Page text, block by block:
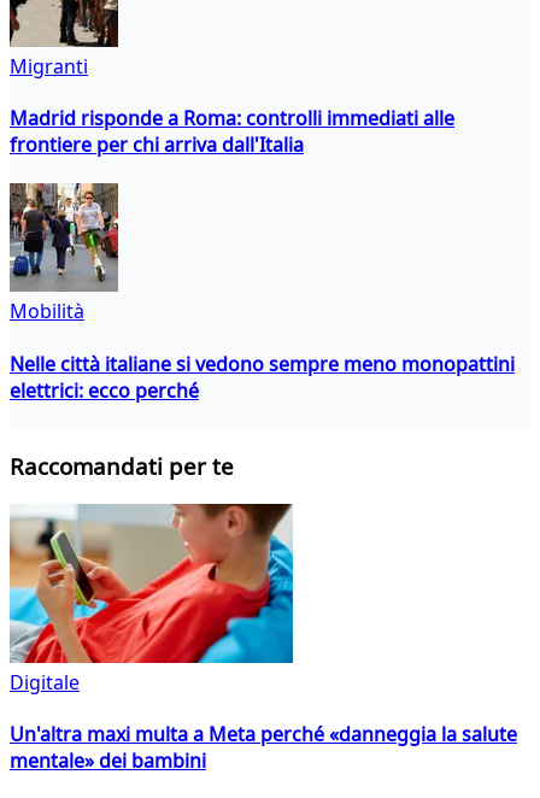
Migranti
Madrid risponde a Roma: controlli immediati alle
frontiere per chi arriva dall'Italia
Mobilità
Nelle città italiane si vedono sempre meno monopattini
elettrici: ecco perché
Raccomandati per te
Digitale
Un'altra maxi multa a Meta perché «danneggia la salute
mentale» dei bambini